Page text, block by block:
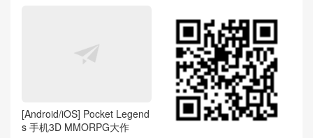
[Android/iOS] Pocket Legend
s 手机3D MMORPG大作